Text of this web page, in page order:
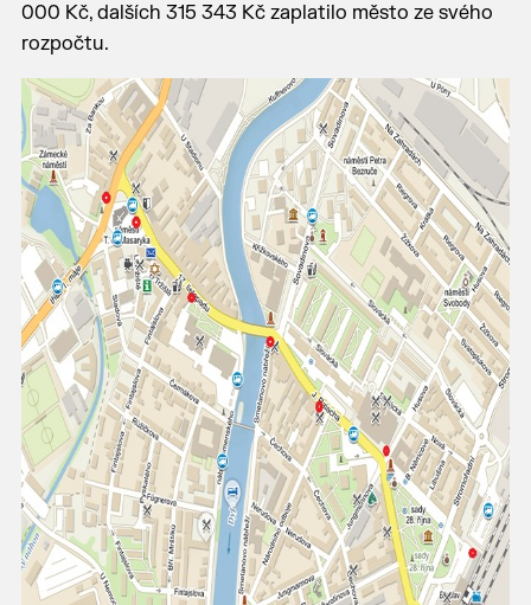
000 Kč, dalších 315 343 Kč zaplatilo město ze svého
rozpočtu.